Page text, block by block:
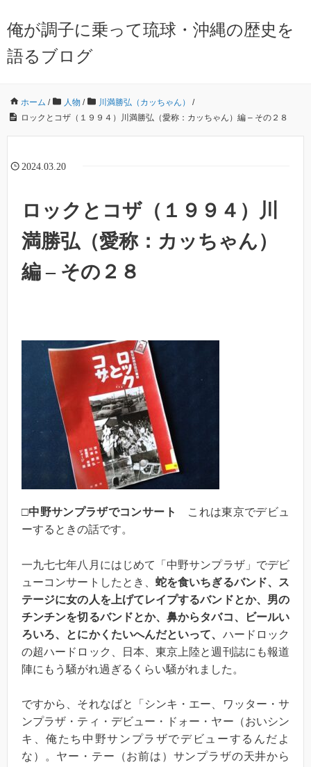
俺が調子に乗って琉球・沖縄の歴史を
語るブログ
ホーム / 人物 / 川満勝弘（カッちゃん）
/
ロックとコザ（１９９４）川満勝弘（愛称：カッちゃん）編 – その２８
2024.03.20
ロックとコザ（１９９４）川
満勝弘（愛称：カッちゃん）
編 – その２８
□中野サンプラザでコンサート
これは東京でデビュ
ーするときの話です。
一九七七年八月にはじめて「中野サンプラザ」でデビ
ューコンサートしたとき、蛇を食いちぎるバンド、ス
テージに女の人を上げてレイプするバンドとか、男の
チンチンを切るバンドとか、鼻からタバコ、ビールい
ろいろ、とにかくたいへんだといって、 ハードロック
の超ハードロック、日本、東京上陸と週刊誌にも報道
陣にもう騒がれ過ぎるくらい騒がれました。
ですから、それなばと「シンキ・エー、ワッター・サ
ンプラザ・ティ・デビュー・ドォー・ヤー（おいシン
キ、俺たち中野サンプラザでデビューするんだよ
な）。ヤー・テー（お前は）サンプラザの天井から